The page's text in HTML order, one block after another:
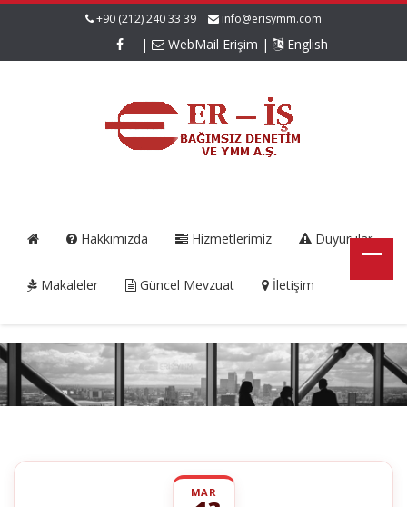
+90 (212) 240 33 39 info@erisymm.com
| WebMail Erişim | English
Hakkımızda Hizmetlerimiz Duyurular
Makaleler Güncel Mevzuat İletişim
MAR